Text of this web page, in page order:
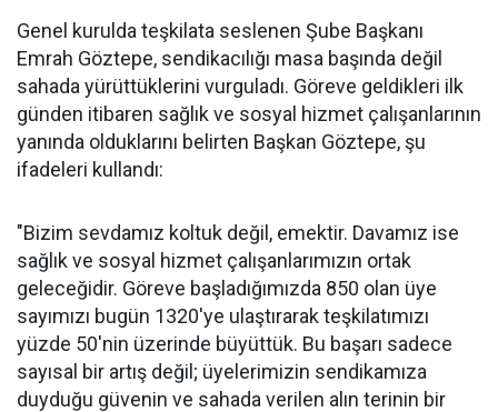
Genel kurulda teşkilata seslenen Şube Başkanı
Emrah Göztepe, sendikacılığı masa başında değil
sahada yürüttüklerini vurguladı. Göreve geldikleri ilk
günden itibaren sağlık ve sosyal hizmet çalışanlarının
yanında olduklarını belirten Başkan Göztepe, şu
ifadeleri kullandı:
"Bizim sevdamız koltuk değil, emektir. Davamız ise
sağlık ve sosyal hizmet çalışanlarımızın ortak
geleceğidir. Göreve başladığımızda 850 olan üye
sayımızı bugün 1320'ye ulaştırarak teşkilatımızı
yüzde 50'nin üzerinde büyüttük. Bu başarı sadece
sayısal bir artış değil; üyelerimizin sendikamıza
duyduğu güvenin ve sahada verilen alın terinin bir